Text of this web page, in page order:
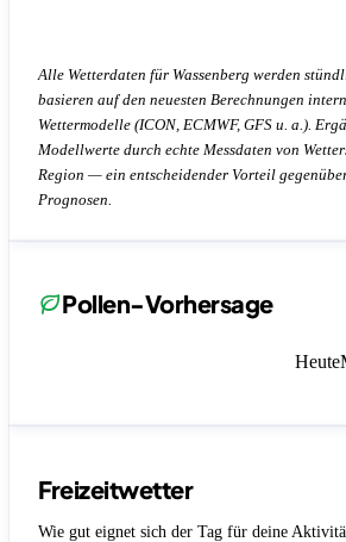
Alle Wetterdaten für Wassenberg werden
basieren auf den neuesten Berechnungen
Wettermodelle (ICON, ECMWF, GFS u. a.).
Modellwerte durch echte Messdaten von
Region — ein entscheidender Vorteil
Prognosen.
Pollen-Vorhersage
Heute
Freizeitwetter
Wie gut eignet sich der Tag für deine